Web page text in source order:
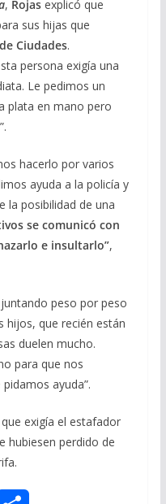
, Rojas explicó que
sus hijas que
Ciudades.
persona exigía una
Le pedimos un
plata en mano pero
hacerlo por varios
ayuda a la policía y
la posibilidad de una
se comunicó con
e insultarlo”,
peso por peso
hijos, que recién están
duelen mucho.
para que nos
ayuda”.
exigía el estafador
hubiesen perdido de